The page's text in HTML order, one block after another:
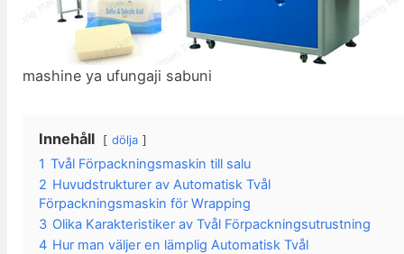
mashine ya ufungaji sabuni
Innehåll dölja
1 Tvål Förpackningsmaskin till salu
2 Huvudstrukturer av Automatisk Tvål
Förpackningsmaskin för Wrapping
3 Olika Karakteristiker av Tvål Förpackningsutrustning
4 Hur man väljer en lämplig Automatisk Tvål